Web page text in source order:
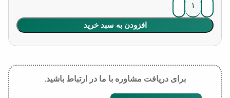
افزودن به سبد خرید
برای دریافت مشاوره با ما در ارتباط باشید.